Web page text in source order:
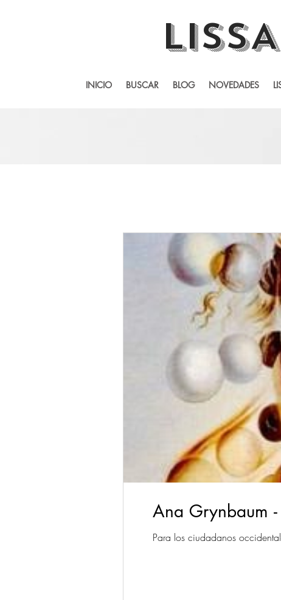
INICIO BUSCAR BLOG NOVEDADES
Ana Grynbaum -
Para los ciudadanos